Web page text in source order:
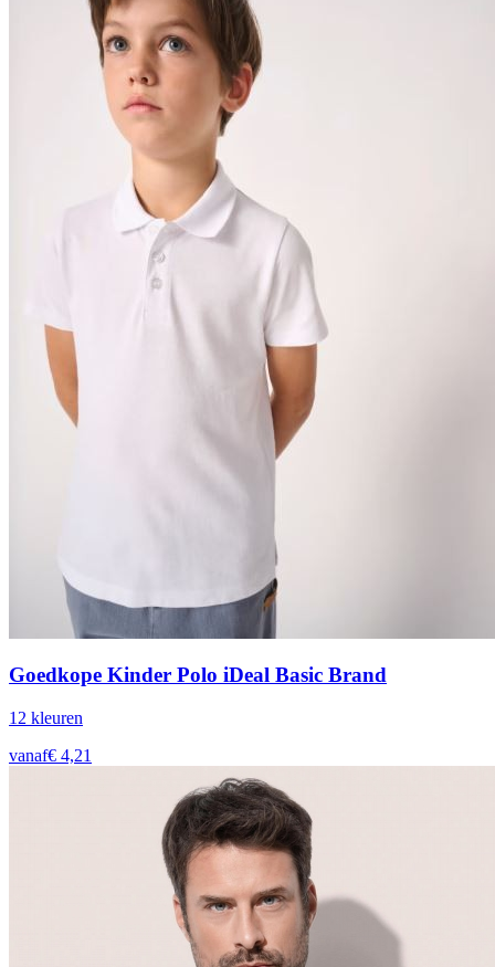
Goedkope Kinder Polo iDeal Basic Brand
12 kleuren
vanaf€ 4,21